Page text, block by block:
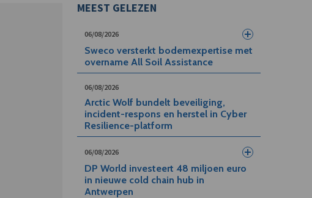
MEEST GELEZEN
06/08/2026
Sweco versterkt bodemexpertise met
overname All Soil Assistance
06/08/2026
Arctic Wolf bundelt beveiliging,
incident-respons en herstel in Cyber
Resilience-platform
06/08/2026
DP World investeert 48 miljoen euro
in nieuwe cold chain hub in
Antwerpen